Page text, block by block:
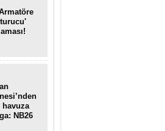
havuza
NB26